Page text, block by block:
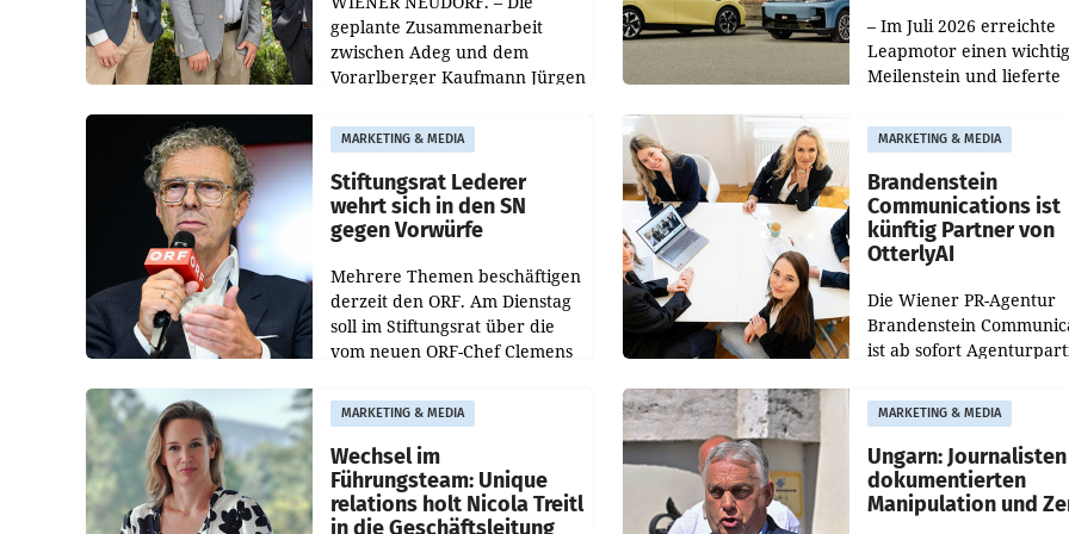
geplante Zusammenarbeit
zwischen Adeg und dem
Vorarlberger Kaufmann Jürgen
freigegeben: Die
Bundeswettbewerbsbehörde
und der Bundeskartellanwalt
– Im Juli 2026 erreichte
Leapmotor einen
Meilenstein und lieferte
aus, womit sich das
gegenüber Juli 2025
verdoppelte (+102
MARKETING & MEDIA
Stiftungsrat Lederer
wehrt sich in den SN
gegen Vorwürfe
Mehrere Themen beschäftigen
derzeit den ORF. Am Dienstag
soll im Stiftungsrat über die
vom neuen ORF-Chef Clemens
Besetzungen für die
Direktionen abgestimmt
werden.
MARKETING & MEDIA
Brandenstein
Communications ist
künftig Partner von
OtterlyAI
Die Wiener PR-Agentur
Brandenstein
ist ab sofort
Optimierungsplattform
OtterlyAI. Damit baut die
Agentur ihr
MARKETING & MEDIA
Wechsel im
Führungsteam: Unique
relations holt Nicola Treitl
in die Geschäftsleitung
MARKETING & MEDIA
Ungarn: Journalisten
dokumentierten
Manipulation und